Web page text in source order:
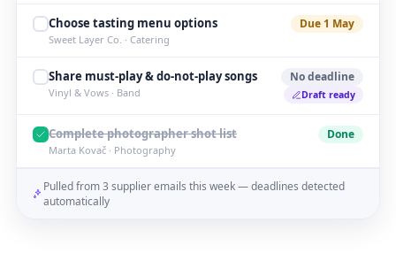
Choose tasting menu options
Sweet Layer Co. · Catering
Due 1 May
Share must-play & do-not-play songs
Vinyl & Vows · Band
No deadline
Draft ready
Complete photographer shot list
Marta Kovač · Photography
Done
Pulled from 3 supplier emails this week — deadlines detected
automatically